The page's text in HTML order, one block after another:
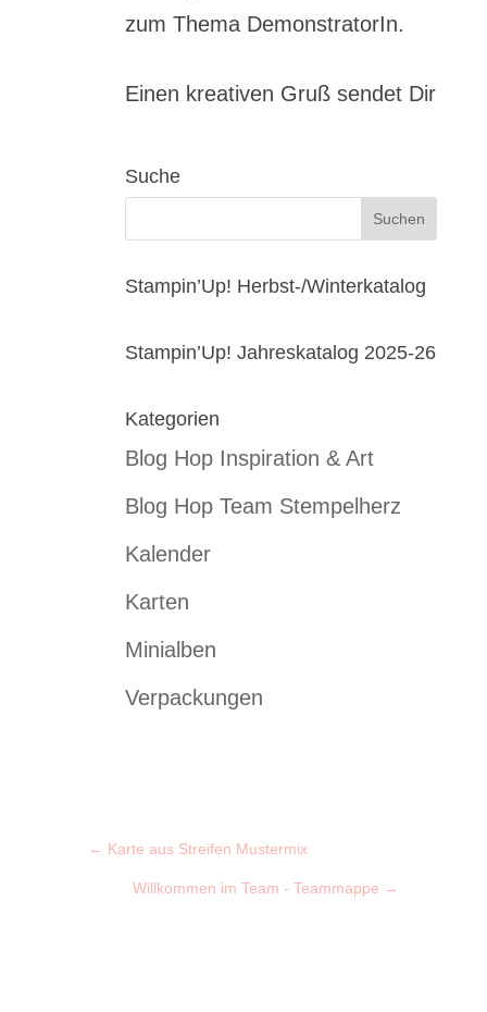
zum Thema DemonstratorIn.
Einen kreativen Gruß sendet Dir
Suche
Stampin’Up! Herbst-/Winterkatalog
Stampin’Up! Jahreskatalog 2025-26
Kategorien
Blog Hop Inspiration & Art
Blog Hop Team Stempelherz
Kalender
Karten
Minialben
Verpackungen
← Karte aus Streifen Mustermix
Willkommen im Team - Teammappe →